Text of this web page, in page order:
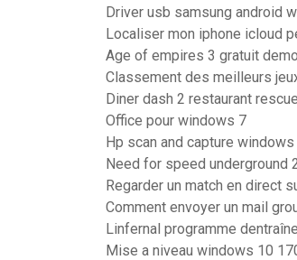
Driver usb samsung android
Localiser mon iphone icloud
Age of empires 3 gratuit demo
Classement des meilleurs
Diner dash 2 restaurant
Office pour windows 7
Hp scan and capture
Need for speed underground
Regarder un match en direct
Comment envoyer un mail
Linfernal programme
Mise a niveau windows 10